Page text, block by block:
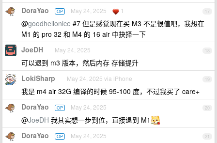
17
DoraYao OP May 24, 2025 1
@goodhellonice #7 但是感觉现在买 M3 不是很值吧，我想在
M1 的 pro 32 和 M4 的 16 air 中抉择一下
18
JoeDH May 24, 2025
可以退到 m3 版本，然后内存 存储提升
19
LokiSharp May 24, 2025 via iPhone
我是 m4 air 32G 编译的时候 95-100 度，不过我买了 care+
20
DoraYao OP May 24, 2025
@JoeDH 我其实想一步到位，直接退到 M1
21
DoraYao OP May 24, 2025